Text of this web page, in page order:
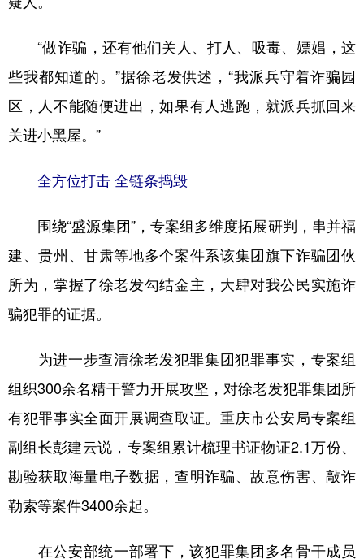
“做诈骗，还有他们关人、打人、吸毒、嫖娼，这
些我都知道的。”据徐老发供述，“我派兵守着诈骗园
区，人不能随便进出，如果有人逃跑，就派兵抓回来
关进小黑屋。”
全方位打击 全链条捣毁
围绕“盛源集团”，专案组多维度拓展研判，串并福
建、贵州、甘肃等地多个案件系该集团旗下诈骗团伙
所为，掌握了徐老发勾结金主，大肆对我公民实施诈
骗犯罪的证据。
为进一步查清徐老发犯罪集团犯罪事实，专案组
组织300余名精干警力开展攻坚，对徐老发犯罪集团所
有犯罪事实全面开展调查取证。重庆市公安局专案组
副组长彭建云说，专案组累计梳理书证物证2.1万份、
勘验获取海量电子数据，查明诈骗、故意伤害、敲诈
勒索等案件3400余起。
在公安部统一部署下，该犯罪集团多名骨干成员